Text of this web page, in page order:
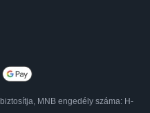
MNB engedély száma: H-